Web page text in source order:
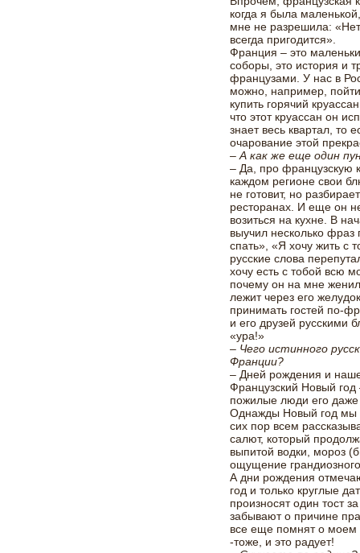
когда я была
мне не разрешила:
всегда пригодится».
Франция – это
соборы, это история и
французами. У нас в
можно, например,
купить горячий
что этот круассан он
знает весь квартал, то
очарование этой
– А как же еще один
– Да, про французскую
каждом регионе свои
не готовит, но
ресторанах. И еще он
возиться на кухне. В
выучил несколько фраз
спать», «Я хочу жить с
русские слова
хочу есть с тобой всю
почему он на мне
лежит через его
принимать гостей по-
и его друзей русскими
«ура!»
– Чего истинного
Франции?
– Дней рождения и
Французский Новый год
пожилые люди его даже
Однажды Новый год мы
сих пор всем
салют, который
выпитой водки, мороз
ощущение
А дни рождения
год и только круглые
произносят один тост
забывают о причине
все еще помнят о моем
-тоже, и это радует!